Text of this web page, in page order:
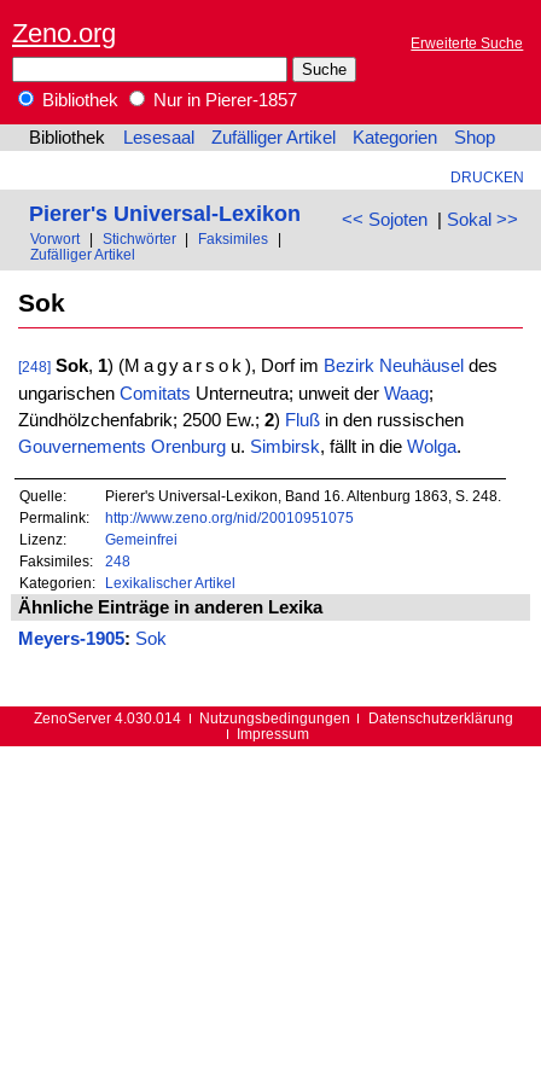
Zeno.org Erweiterte Suche
Bibliothek
Nur in Pierer-1857
Bibliothek
Lesesaal Zufälliger Artikel Kategorien Shop
DRUCKEN
<< Sojoten| Sokal >>
Pierer's Universal-Lexikon
Vorwort Stichwörter Faksimiles
Zufälliger Artikel
Sok
[248] Sok, 1) (Magyarsok), Dorf im Bezirk Neuhäusel des
ungarischen Comitats Unterneutra; unweit der Waag;
Zündhölzchenfabrik; 2500 Ew.; 2) Flußin den russischen
Gouvernements Orenburgu. Simbirsk, fällt in die Wolga.
Quelle:
Pierer's Universal-Lexikon, Band 16. Altenburg 1863, S. 248.
Permalink:
http://www.zeno.org/nid/20010951075
Lizenz:
Gemeinfrei
Faksimiles:
248
Kategorien:
Lexikalischer Artikel
Ähnliche Einträge in anderen Lexika
Meyers-1905: Sok
ZenoServer 4.030.014 Nutzungsbedingungen
Datenschutzerklärung
Impressum